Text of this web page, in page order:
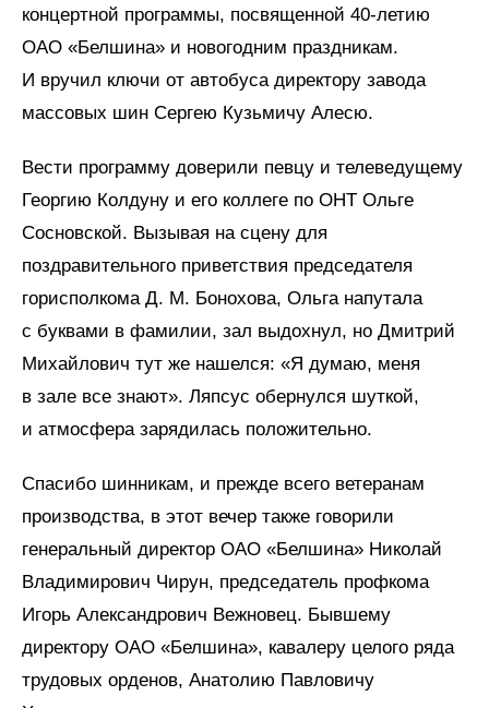
концертной программы, посвященной 40-летию
ОАО «Белшина» и новогодним праздникам.
И вручил ключи от автобуса директору завода
массовых шин Сергею Кузьмичу Алесю.
Вести программу доверили певцу и телеведущему
Георгию Колдуну и его коллеге по ОНТ Ольге
Сосновской. Вызывая на сцену для
поздравительного приветствия председателя
горисполкома Д. М. Бонохова, Ольга напутала
с буквами в фамилии, зал выдохнул, но Дмитрий
Михайлович тут же нашелся: «Я думаю, меня
в зале все знают». Ляпсус обернулся шуткой,
и атмосфера зарядилась положительно.
Спасибо шинникам, и прежде всего ветеранам
производства, в этот вечер также говорили
генеральный директор ОАО «Белшина» Николай
Владимирович Чирун, председатель профкома
Игорь Александрович Вежновец. Бывшему
директору ОАО «Белшина», кавалеру целого ряда
трудовых орденов, Анатолию Павловичу